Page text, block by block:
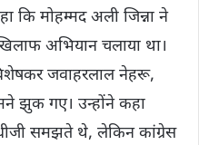
कि मोहम्मद अली जिन्ना ने
अभियान चलाया था।
जवाहरलाल नेहरू,
झुक गए। उन्होंने कहा
समझते थे, लेकिन कांग्रेस